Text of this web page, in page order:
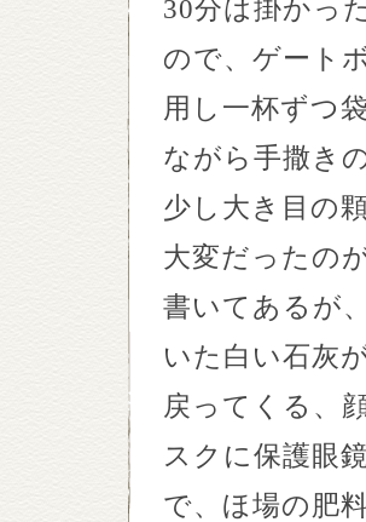
30分は掛かっ
ので、ゲート
用し一杯ずつ
ながら手撒き
少し大き目の
大変だったの
書いてあるが
いた白い石灰
戻ってくる、
スクに保護眼
で、ほ場の肥